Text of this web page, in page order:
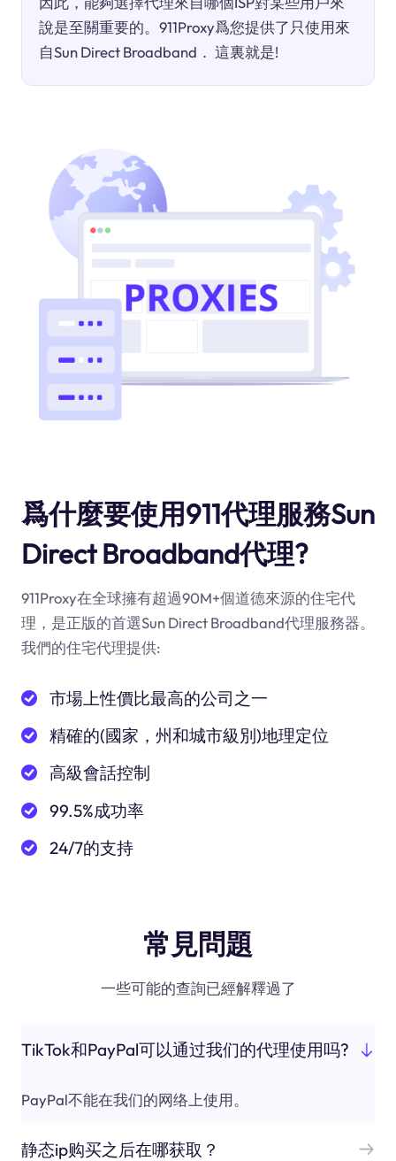
說是至關重要的。911Proxy爲您提供了只使用來
自Sun Direct Broadband． 這裏就是!
爲什麼要使用911代理服務Sun
Direct Broadband代理?
911Proxy在全球擁有超過90M+個道德來源的住宅代
理，是正版的首選Sun Direct Broadband代理服務器。
我們的住宅代理提供:
市場上性價比最高的公司之一
精確的(國家，州和城市級別)地理定位
高級會話控制
99.5%成功率
24/7的支持
常見問題
一些可能的查詢已經解釋過了
TikTok和PayPal可以通过我们的代理使用吗?
PayPal不能在我们的网络上使用。
静态ip购买之后在哪获取？